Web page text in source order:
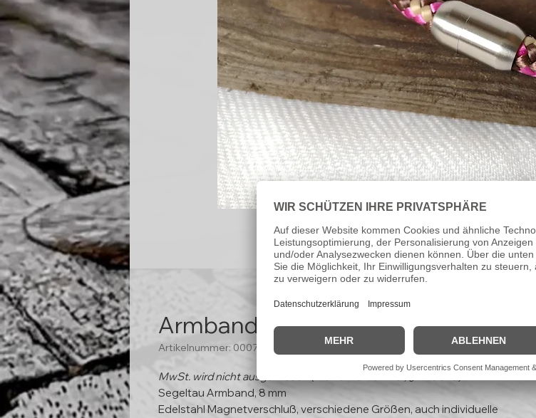
Armband "Pippilotta"
Artikelnummer: 00072
MwSt. wird nicht ausgewiesen (Kleinunternehmer, § 19 UStG)
Segeltau Armband, 8 mm
Edelstahl Magnetverschluß, verschiedene Größen, auch individuelle